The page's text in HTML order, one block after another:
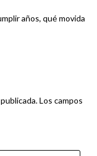
años, qué movida
Los campos